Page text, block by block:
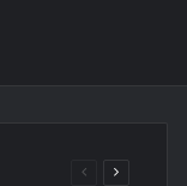
ÖncekiSonraki